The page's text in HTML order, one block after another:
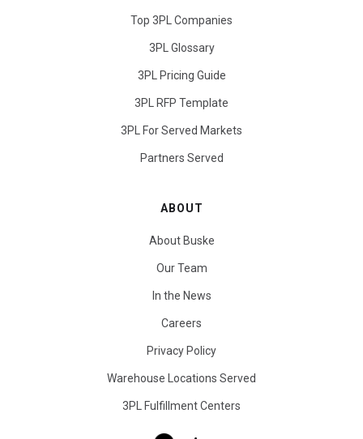
Top 3PL Companies
3PL Glossary
3PL Pricing Guide
3PL RFP Template
3PL For Served Markets
Partners Served
ABOUT
About Buske
Our Team
In the News
Careers
Privacy Policy
Warehouse Locations Served
3PL Fulfillment Centers